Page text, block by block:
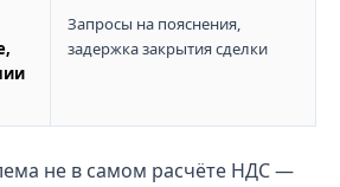
Запросы на пояснения,
задержка закрытия сделки
не в самом расчёте НДС —